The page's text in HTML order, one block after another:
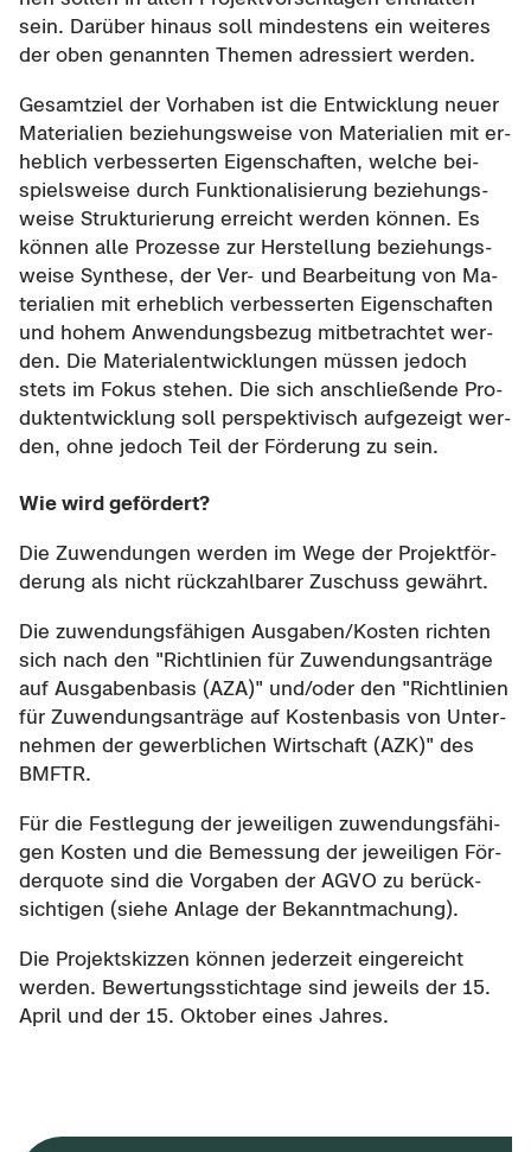
sein. Dar­über hin­aus soll min­des­tens ein wei­te­res
der oben ge­nann­ten The­men adres­siert wer­den.
Ge­samt­ziel der Vor­ha­ben ist die Ent­wick­lung neuer
Ma­te­ria­li­en be­zie­hungs­wei­se von Ma­te­ria­li­en mit er­
heb­lich ver­bes­ser­ten Ei­gen­schaf­ten, wel­che bei­
spiels­wei­se durch Funk­tio­na­li­sie­rung be­zie­hungs­
wei­se Struk­tu­rie­rung er­reicht wer­den kön­nen. Es
kön­nen alle Pro­zes­se zur Her­stel­lung be­zie­hungs­
wei­se Syn­the­se, der Ver- und Be­ar­bei­tung von Ma­
te­ria­li­en mit er­heb­lich ver­bes­ser­ten Ei­gen­schaf­ten
und hohem An­wen­dungs­be­zug mit­be­trach­tet wer­
den. Die Ma­te­ri­al­ent­wick­lun­gen müs­sen je­doch
stets im Fokus ste­hen. Die sich an­schlie­ßen­de Pro­
dukt­ent­wick­lung soll per­spek­ti­visch auf­ge­zeigt wer­
den, ohne je­doch Teil der För­de­rung zu sein.
Wie wird ge­för­dert?
Die Zu­wen­dun­gen wer­den im Wege der Pro­jekt­för­
de­rung als nicht rück­zahl­ba­rer Zu­schuss ge­währt.
Die zu­wen­dungs­fä­hi­gen Aus­ga­ben/Kos­ten rich­ten
sich nach den "Richt­li­ni­en für Zu­wen­dungs­an­trä­ge
auf Aus­ga­ben­ba­sis (AZA)" und/oder den "Richt­li­ni­en
für Zu­wen­dungs­an­trä­ge auf Kos­ten­ba­sis von Un­ter­
neh­men der ge­werb­li­chen Wirt­schaft (AZK)" des
BMFTR.
Für die Fest­le­gung der je­wei­li­gen zu­wen­dungs­fä­hi­
gen Kos­ten und die Be­mes­sung der je­wei­li­gen För­
der­quo­te sind die Vor­ga­ben der AGVO zu be­rück­
sich­ti­gen (siehe An­la­ge der Be­kannt­ma­chung).
Die Pro­jekt­skiz­zen kön­nen je­der­zeit ein­ge­reicht
wer­den. Be­wer­tungs­stich­ta­ge sind je­weils der 15.
April und der 15. Ok­to­ber eines Jah­res.